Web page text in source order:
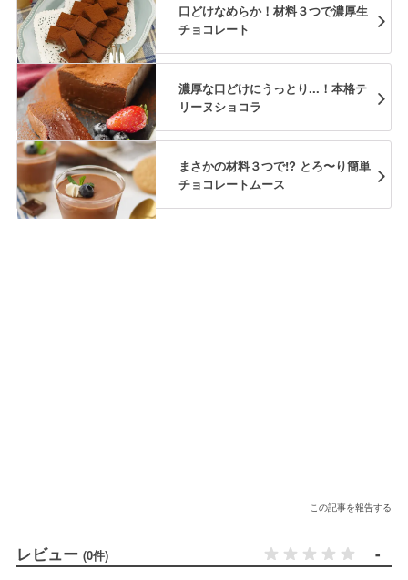
口どけなめらか！材料３つで濃厚生
チョコレート
濃厚な口どけにうっとり...！本格テ
リーヌショコラ
まさかの材料３つで!? とろ〜り簡単
チョコレートムース
この記事を報告する
レビュー (0件) -